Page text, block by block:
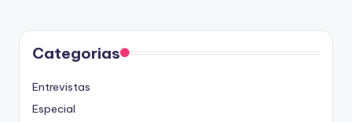
Categorias
Entrevistas
Especial